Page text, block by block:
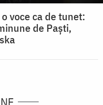
voce ca de tunet:
de Paști,